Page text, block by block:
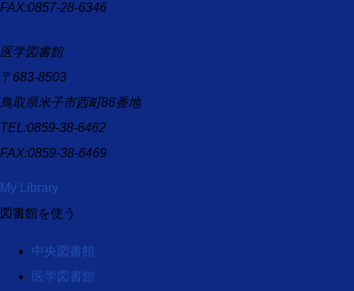
FAX:0857-28-6346
医学図書館
〒683-8503
鳥取県米子市西町86番地
TEL:0859-38-6462
FAX:0859-38-6469
My Library
図書館を使う
中央図書館
医学図書館